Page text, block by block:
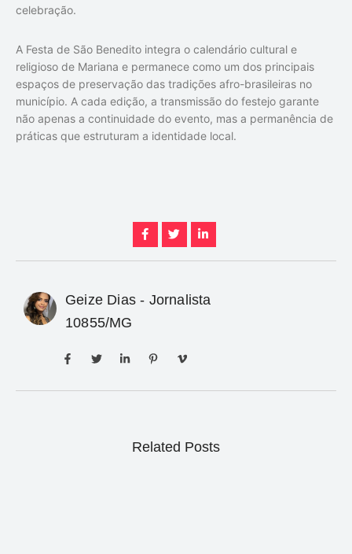
celebração.
A Festa de São Benedito integra o calendário cultural e
religioso de Mariana e permanece como um dos principais
espaços de preservação das tradições afro-brasileiras no
município. A cada edição, a transmissão do festejo garante
não apenas a continuidade do evento, mas a permanência de
práticas que estruturam a identidade local.
Geize Dias - Jornalista
10855/MG
Related Posts